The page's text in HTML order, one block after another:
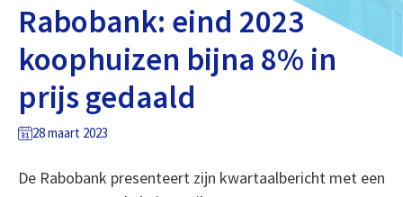
Rabobank: eind 2023
koophuizen bijna 8% in
prijs gedaald
28 maart 2023
De Rabobank presenteert zijn kwartaalbericht met een